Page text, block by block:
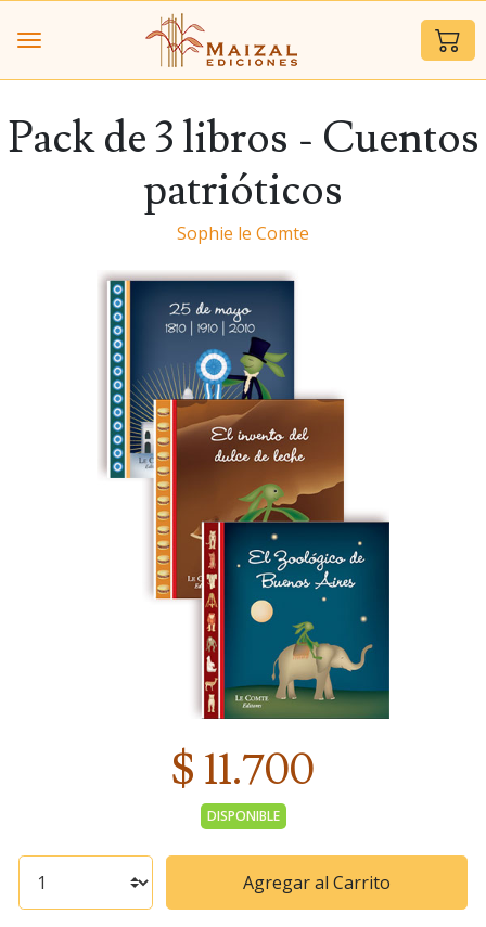
Pack de 3 libros - Cuentos
patrióticos
Sophie le Comte
$ 11.700
DISPONIBLE
Agregar al Carrito